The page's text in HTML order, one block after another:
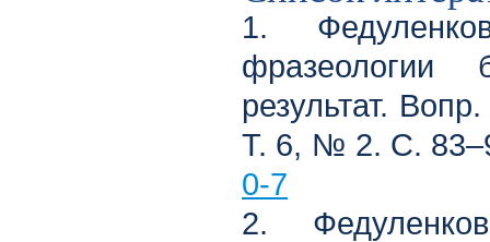
1.
фразеологии
результат.
Т. 6, № 2. С.
0-7
2.